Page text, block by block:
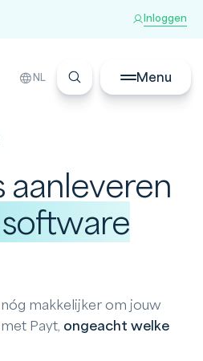
Inloggen
NL Menu
aanleveren
makkelijker om jouw
Payt, ongeacht welke